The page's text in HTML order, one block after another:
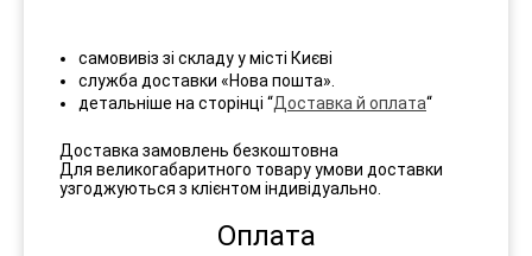
самовивіз зі складу у місті Києві
служба доставки «Нова пошта».
детальніше на сторінці “Доставка й оплата“
Доставка замовлень безкоштовна
Для великогабаритного товару умови доставки
узгоджуються з клієнтом індивідуально.
Оплата